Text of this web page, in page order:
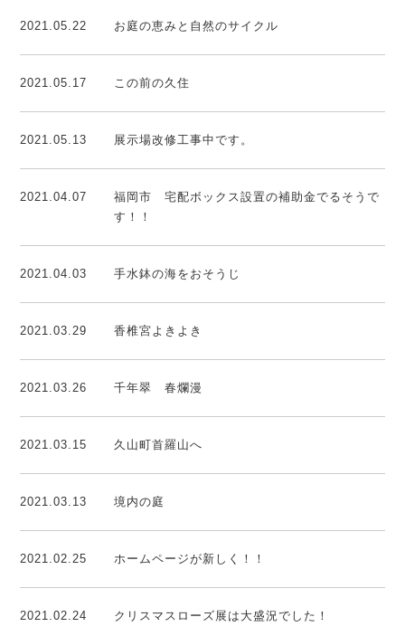
2021.05.22 お庭の恵みと自然のサイクル
2021.05.17 この前の久住
2021.05.13 展示場改修工事中です。
2021.04.07
福岡市 宅配ボックス設置の補助金でるそうで
す！！
2021.04.03 手水鉢の海をおそうじ
2021.03.29 香椎宮よきよき
2021.03.26 千年翠 春爛漫
2021.03.15 久山町首羅山へ
2021.03.13 境内の庭
2021.02.25 ホームページが新しく！！
2021.02.24 クリスマスローズ展は大盛況でした！